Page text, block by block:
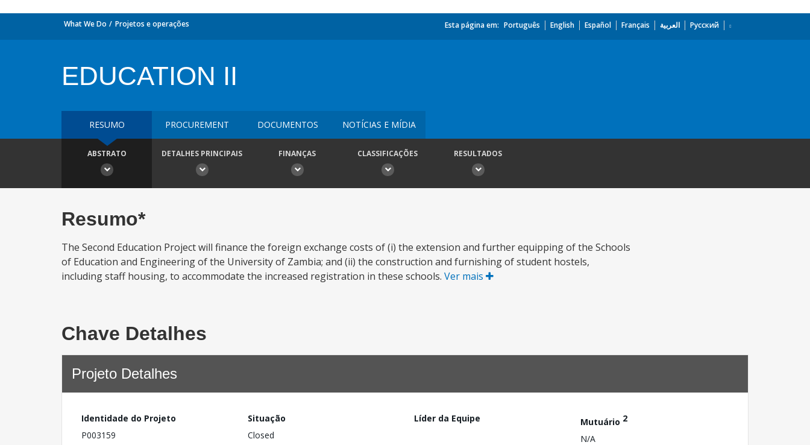
What We Do Projetos e operações Esta página em: Português English Español Français العربية Русский
EDUCATION II
RESUMO PROCUREMENT DOCUMENTOS NOTÍCIAS E MÍDIA
ABSTRATO DETALHES PRINCIPAIS FINANÇAS CLASSIFICAÇÕES RESULTADOS
Resumo*
The Second Education Project will finance the foreign exchange costs of (i) the extension and further equipping of the Schools
of Education and Engineering of the University of Zambia; and (ii) the construction and furnishing of student hostels,
including staff housing, to accommodate the increased registration in these schools. Ver mais
Chave Detalhes
Projeto Detalhes
Identidade do Projeto
P003159
Situação
Closed
Líder da Equipe Mutuário 2
N/A